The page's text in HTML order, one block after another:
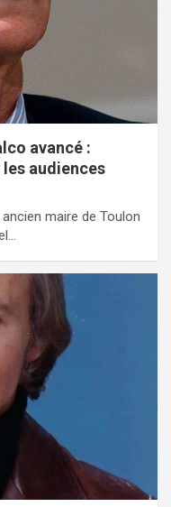
avancé :
audiences
maire de Toulon